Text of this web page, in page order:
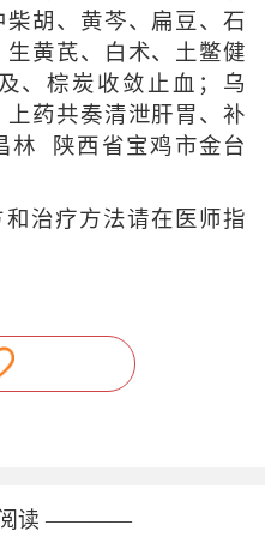
胡、黄芩、扁豆、石
黄芪、白术、土鳖健
、棕炭收敛止血；乌
药共奏清泄肝胃、补
林 陕西省宝鸡市金台
和治疗方法请在医师指
读 ————